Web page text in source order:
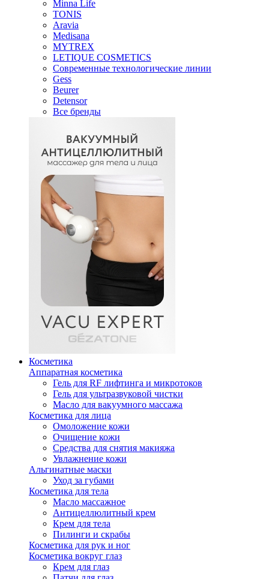
Minna Life
TONIS
Aravia
Medisana
MYTREX
LETIQUE COSMETICS
Современные технологические линии
Gess
Beurer
Detensor
Все бренды
Косметика
Аппаратная косметика
Гель для RF лифтинга и микротоков
Гель для ультразвуковой чистки
Масло для вакуумного массажа
Косметика для лица
Омоложение кожи
Очищение кожи
Средства для снятия макияжа
Увлажнение кожи
Альгинатные маски
Уход за губами
Косметика для тела
Масло массажное
Антицеллюлитный крем
Крем для тела
Пилинги и скрабы
Косметика для рук и ног
Косметика вокруг глаз
Крем для глаз